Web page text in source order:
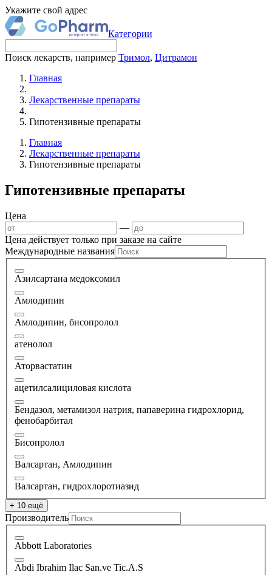
Укажите свой адрес
Категории
Поиск лекарств, например Тримол, Цитрамон
Главная
Лекарственные препараты
Гипотензивные препараты
Главная
Лекарственные препараты
Гипотензивные препараты
Гипотензивные препараты
Цена
—
Цена действует только при заказе на сайте
Международные названия
Азилсартана медоксомил
Амлодипин
Амлодипин, бисопролол
атенолол
Аторвастатин
ацетилсалициловая кислота
Бендазол, метамизол натрия, папаверина гидрохлорид,
фенобарбитал
Бисопролол
Валсартан, Амлодипин
Валсартан, гидрохлоротиазид
+ 10 ещё
Производитель
Abbott Laboratories
Abdi Ibrahim Ilac San.ve Tic.A.S